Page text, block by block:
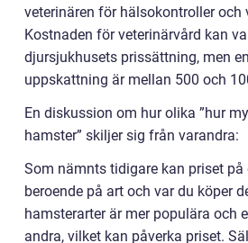
veterinären för hälsokontroller och
Kostnaden för veterinärvård kan
djursjukhusets prissättning, men en
uppskattning är mellan 500 och
En diskussion om hur olika ”hur
hamster” skiljer sig från varandra:
Som nämnts tidigare kan priset på
beroende på art och var du köper
hamsterarter är mer populära och
andra, vilket kan påverka priset.